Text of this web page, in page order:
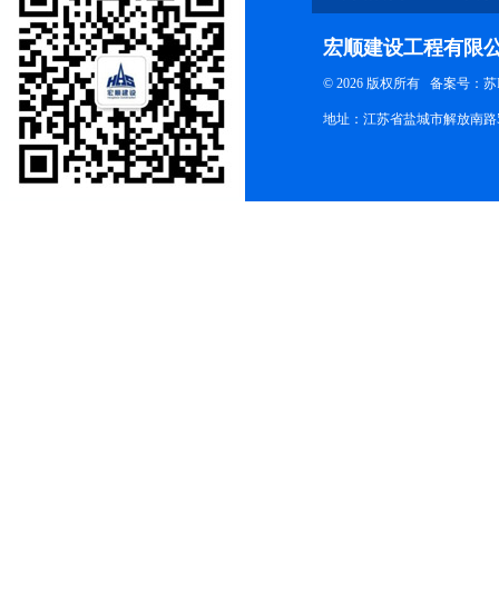
宏顺建设工程有限
© 2026 版权所有 备案号：苏
地址：江苏省盐城市解放南